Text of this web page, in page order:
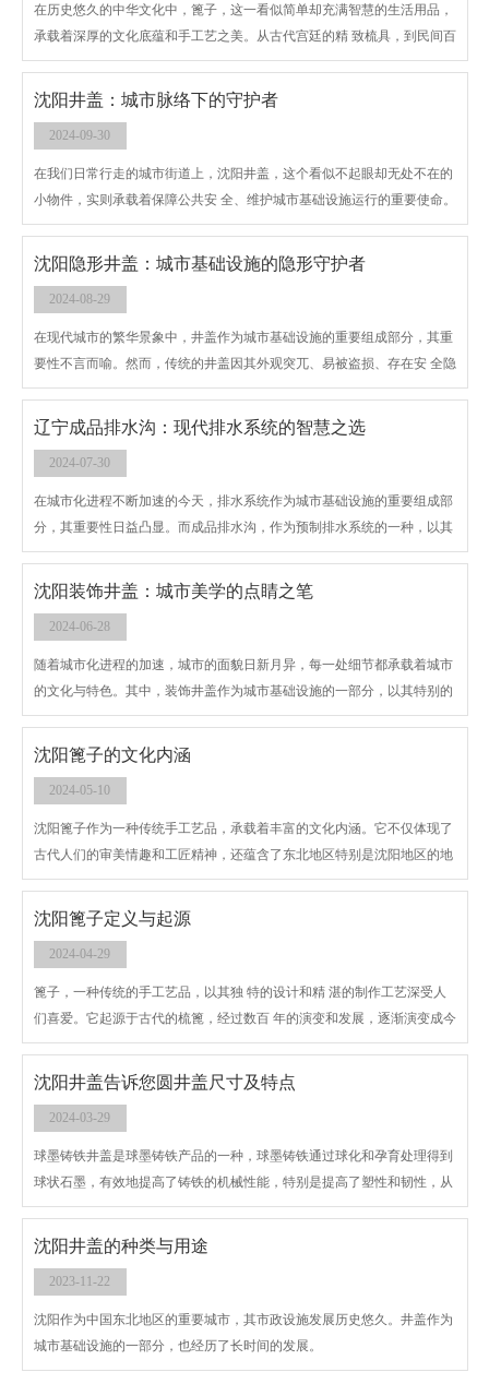
在历史悠久的中华文化中，篦子，这一看似简单却充满智慧的生活用品，
承载着深厚的文化底蕴和手工艺之美。从古代宫廷的精 致梳具，到民间百
姓的日常用品，沈阳篦子以其独特的功能性和艺术性，穿越千年时光，至
今仍被广泛使用，成为连接传统与现代生活的一道桥梁。
沈阳井盖：城市脉络下的守护者
2024-09-30
在我们日常行走的城市街道上，沈阳井盖，这个看似不起眼却无处不在的
小物件，实则承载着保障公共安 全、维护城市基础设施运行的重要使命。
它们静静地躺在路面之下，连接着城市的地下世界——供水、排水、燃
气、电力、通信等生命线的交汇点，是城市运转不可或缺的一部分。
沈阳隐形井盖：城市基础设施的隐形守护者
2024-08-29
在现代城市的繁华景象中，井盖作为城市基础设施的重要组成部分，其重
要性不言而喻。然而，传统的井盖因其外观突兀、易被盗损、存在安 全隐
患等问题，常常成为城市管理的难题。随着科技的进步和人们对城市环境
美观度要求的提高，沈阳隐形井盖作为一种创新产品应运而生，成为城市
辽宁成品排水沟：现代排水系统的智慧之选
2024-07-30
在城市化进程不断加速的今天，排水系统作为城市基础设施的重要组成部
分，其重要性日益凸显。而成品排水沟，作为预制排水系统的一种，以其
高 效、耐用、美观等特点，在现代城市建设和工程中发挥着不可替代的作
用。本文将深入探讨辽宁成品排水沟的特点、应用、优势以及未来发展趋
沈阳装饰井盖：城市美学的点睛之笔
2024-06-28
随着城市化进程的加速，城市的面貌日新月异，每一处细节都承载着城市
的文化与特色。其中，装饰井盖作为城市基础设施的一部分，以其特别的
美学和实用性，逐渐成为了城市景观中不可或缺的一部分。本文将从装饰
井盖的定义、特点、应用及未来发展趋势等方面，深入探讨其在城市美学
沈阳篦子的文化内涵
2024-05-10
沈阳篦子作为一种传统手工艺品，承载着丰富的文化内涵。它不仅体现了
古代人们的审美情趣和工匠精神，还蕴含了东北地区特别是沈阳地区的地
域文化和民俗风情。
沈阳篦子定义与起源
2024-04-29
篦子，一种传统的手工艺品，以其独 特的设计和精 湛的制作工艺深受人
们喜爱。它起源于古代的梳篦，经过数百 年的演变和发展，逐渐演变成今
日的篦子。
沈阳井盖​告诉您圆井盖尺寸及特点
2024-03-29
​球墨铸铁井盖是球墨铸铁产品的一种，球墨铸铁通过球化和孕育处理得到
球状石墨，有效地提高了铸铁的机械性能，特别是提高了塑性和韧性，从
而得到比碳钢还高的强度。球墨铸铁是20世纪五十年代发展起来的一种强
度高铸铁材料，其综合性能接近于钢，正是基于其优异的性能，已成功地
已迅速发展为仅次于灰铸铁的、应用十分广泛的铸铁材料。所谓"以铁代
钢"，主要指球墨铸铁。
沈阳井盖的种类与用途
2023-11-22
沈阳作为中国东北地区的重要城市，其市政设施发展历史悠久。井盖作为
城市基础设施的一部分，也经历了长时间的发展。